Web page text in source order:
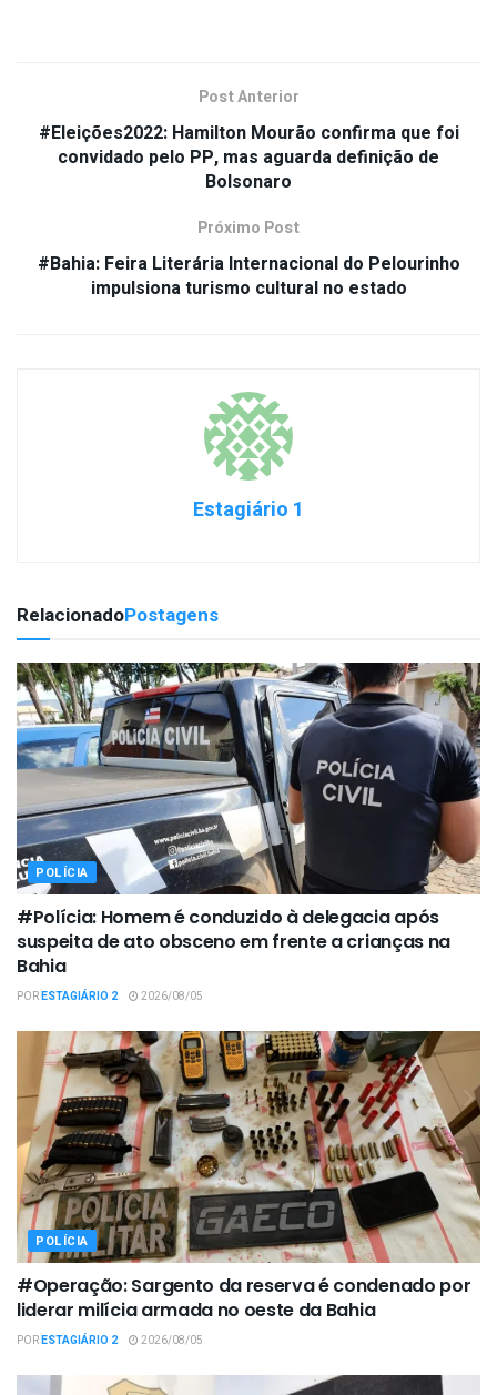
Post Anterior
#Eleições2022: Hamilton Mourão confirma que foi
convidado pelo PP, mas aguarda definição de
Bolsonaro
Próximo Post
#Bahia: Feira Literária Internacional do Pelourinho
impulsiona turismo cultural no estado
Estagiário 1
RelacionadoPostagens
POLÍCIA
#Polícia: Homem é conduzido à delegacia após
suspeita de ato obsceno em frente a crianças na
Bahia
PORESTAGIÁRIO 2 2026/08/05
POLÍCIA
#Operação: Sargento da reserva é condenado por
liderar milícia armada no oeste da Bahia
PORESTAGIÁRIO 2 2026/08/05